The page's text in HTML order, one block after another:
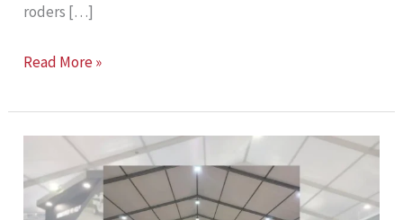
roders […]
Read More »
Tenda
Roder